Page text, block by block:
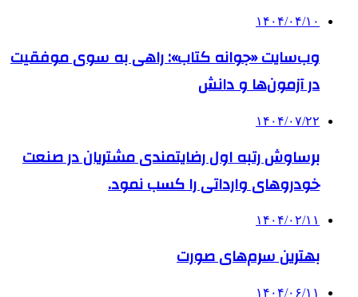
۱۴۰۴/۰۴/۱۰
وب‌سایت «جوانه کتاب»: راهی به سوی موفقیت
در آزمون‌ها و دانش
۱۴۰۴/۰۷/۲۲
برساوش رتبه اول رضایتمندی مشتریان در صنعت
خودروهای وارداتی را کسب نمود.
۱۴۰۴/۰۲/۱۱
بهترین سرم‌های صورت
۱۴۰۴/۰۶/۱۱